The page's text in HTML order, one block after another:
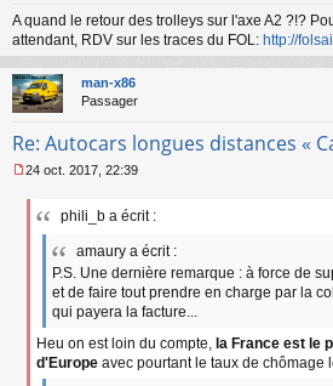
A quand le retour des trolleys sur l'axe A2 ?!?
attendant, RDV sur les traces du FOL: http://
man-x86
Passager
Re: Autocars longues distances «
e
24 oct. 2017, 22:39
phili_b a écrit :
amaury a écrit :
P.S. Une dernière remarque : à force de
et de faire tout prendre en charge par la
qui payera la facture...
Heu on est loin du compte, la France est le
d'Europe avec pourtant le taux de chômage